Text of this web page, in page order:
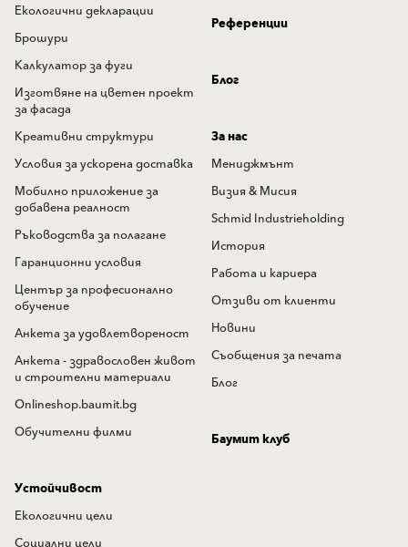
Екологични декларации
Брошури
Калкулатор за фуги
Изготвяне на цветен проект
за фасада
Креативни структури
Условия за ускорена доставка
Мобилно приложение за
добавена реалност
Ръководства за полагане
Гаранционни условия
Център за професионално
обучение
Анкета за удовлетвореност
Анкета - здравословен живот
и строителни материали
Onlineshop.baumit.bg
Обучителни филми
Референции
Блог
За нас
Мениджмънт
Визия & Мисия
Schmid Industrieholding
История
Работа и кариера
Отзиви от клиенти
Новини
Съобщения за печата
Блог
Баумит клуб
Устойчивост
Екологични цели